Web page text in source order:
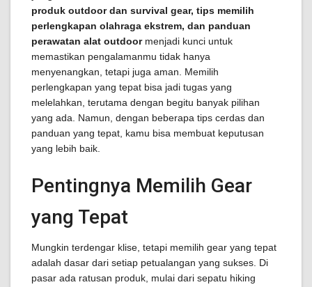
produk outdoor dan survival gear, tips memilih
perlengkapan olahraga ekstrem, dan panduan
perawatan alat outdoormenjadi kunci untuk
memastikan pengalamanmu tidak hanya
menyenangkan, tetapi juga aman. Memilih
perlengkapan yang tepat bisa jadi tugas yang
melelahkan, terutama dengan begitu banyak pilihan
yang ada. Namun, dengan beberapa tips cerdas dan
panduan yang tepat, kamu bisa membuat keputusan
yang lebih baik.
Pentingnya Memilih Gear
yang Tepat
Mungkin terdengar klise, tetapi memilih gear yang tepat
adalah dasar dari setiap petualangan yang sukses. Di
pasar ada ratusan produk, mulai dari sepatu hiking